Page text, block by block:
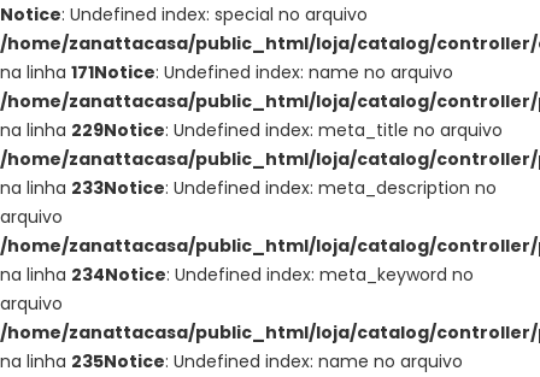
Notice: Undefined index: special no arquivo
/home/zanattacasa/public_html/loja/catalog/
na linha 171Notice: Undefined index: name no arquivo
/home/zanattacasa/public_html/loja/catalog/
na linha 229Notice: Undefined index: meta_title no arquivo
/home/zanattacasa/public_html/loja/catalog/
na linha 233Notice: Undefined index: meta_description no
arquivo
/home/zanattacasa/public_html/loja/catalog/
na linha 234Notice: Undefined index: meta_keyword no
arquivo
/home/zanattacasa/public_html/loja/catalog/
na linha 235Notice: Undefined index: name no arquivo